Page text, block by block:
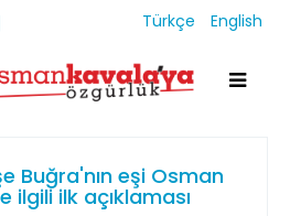
Türkçe English
Buğra'nın eşi Osman
ilgili ilk açıklaması